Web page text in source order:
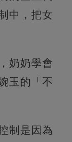
中，把女
奶奶學會
玉的「不
制是因為